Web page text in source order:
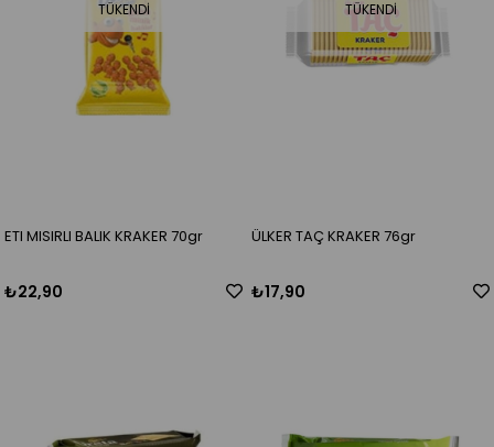
TÜKENDI
ETI MISIRLI BALIK KRAKER 70gr
₺22,90
TÜKENDI
ÜLKER TAÇ KRAKER 76gr
₺17,90